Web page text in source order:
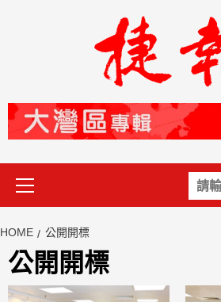
關
鍵
Primary
Menu
HOME 公開開標
公開開標